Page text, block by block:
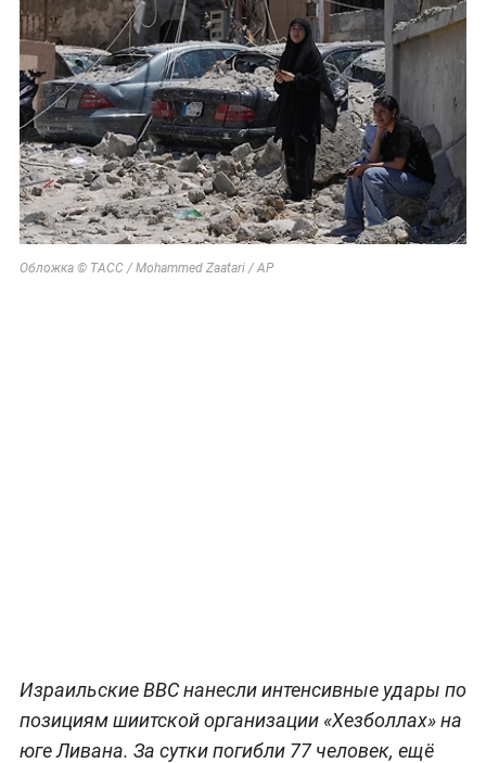
Обложка © ТАСС / Mohammed Zaatari / АР
Израильские ВВС нанесли интенсивные удары по
позициям шиитской организации «Хезболлах» на
юге Ливана. За сутки погибли 77 человек, ещё